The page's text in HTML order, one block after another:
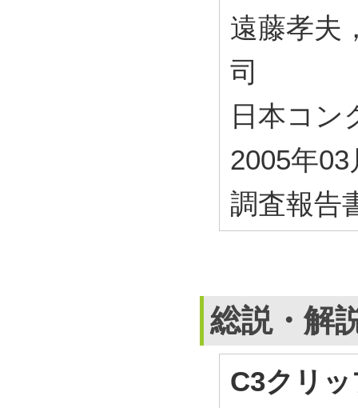
遠藤孝夫
司
日本コン
2005年03
調査報告
総説・解
C3クリ